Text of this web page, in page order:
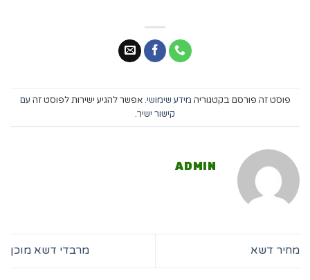
פוסט זה פורסם בקטגוריה מידע שימושי. אפשר להגיע ישירות לפוסט זה עם
קישור ישיר.
ADMIN
מחיר דשא מרבדי דשא מוכן